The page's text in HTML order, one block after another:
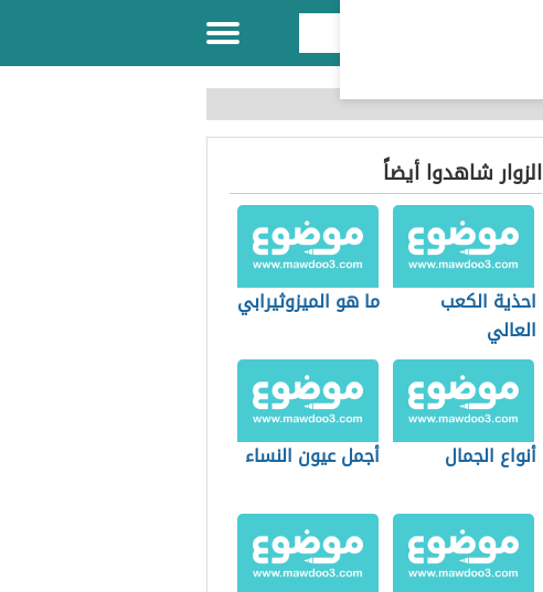
الزوار شاهدوا أيضاً
احذية الكعب
العالي
ما هو الميزوثيرابي
أنواع الجمال أجمل عيون النساء